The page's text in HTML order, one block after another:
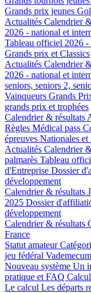
Grands prix jeunes
Actualités Calendrier
2026 - national et
Tableau officiel 2026 -
Grands prix et Classics
Actualités Calendrier
2026 - national et
seniors, seniors 2,
Vainqueurs Grands
grands prix et trophées
Calendrier & résultats
Règles Médical pass
épreuves Nationales
Actualités Calendrier
palmarès Tableau
d'Entreprise Dossier
développement
Calendrier & résultats
2025 Dossier
développement
Calendrier & résultats
France
Statut amateur
jeu fédéral
Nouveau système Un
pratique et FAQ
Le calcul Les départs